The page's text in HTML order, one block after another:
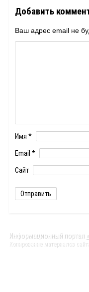
Добавить
Ваш адрес email не
Имя *
Email *
Сайт
Информационный портал
Копирование материалов